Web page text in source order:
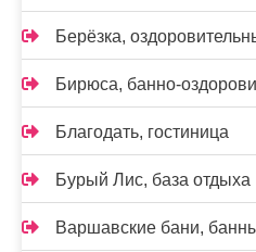
Берёзка,
Бирюса, банно-
Благодать, гостиница
Бурый Лис, база отдыха
Варшавские бани,